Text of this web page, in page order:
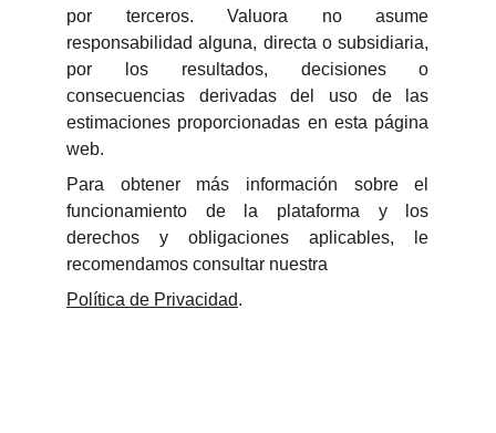
por terceros. Valuora no asume
responsabilidad alguna, directa o subsidiaria,
por los resultados, decisiones o
consecuencias derivadas del uso de las
estimaciones proporcionadas en esta página
web.
Para obtener más información sobre el
funcionamiento de la plataforma y los
derechos y obligaciones aplicables, le
recomendamos consultar nuestra
Política de Privacidad.